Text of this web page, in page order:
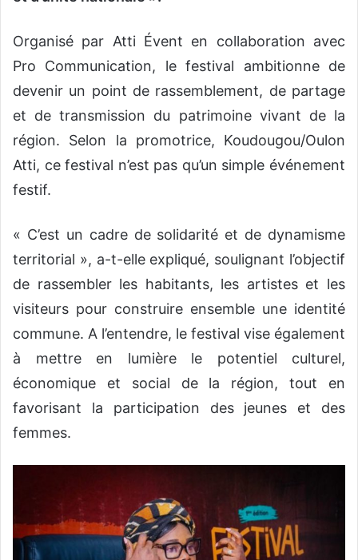
Organisé par Atti Évent en collaboration avec
Pro Communication, le festival ambitionne de
devenir un point de rassemblement, de partage
et de transmission du patrimoine vivant de la
région. Selon la promotrice, Koudougou/Oulon
Atti, ce festival n’est pas qu’un simple événement
festif.
« C’est un cadre de solidarité et de dynamisme
territorial », a-t-elle expliqué, soulignant l’objectif
de rassembler les habitants, les artistes et les
visiteurs pour construire ensemble une identité
commune. A l’entendre, le festival vise également
à mettre en lumière le potentiel culturel,
économique et social de la région, tout en
favorisant la participation des jeunes et des
femmes.